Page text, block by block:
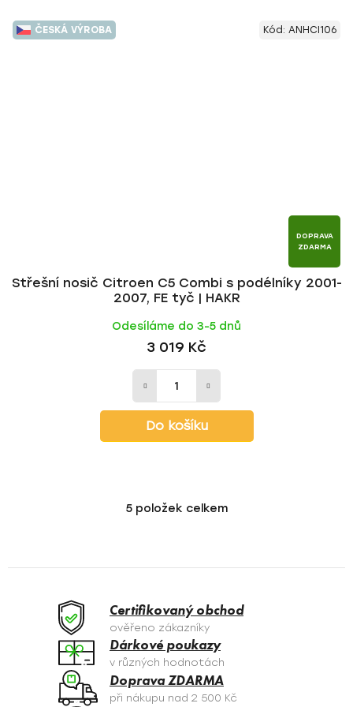
ČESKÁ VÝROBA
DOPRAVA
ZDARMA
Střešní nosič Citroen C5 Combi s podélníky 2001-
2007, FE tyč | HAKR
Odesíláme do 3-5 dnů
3 019 Kč
Do košíku
Kód: ANHCI106
O
á
c
í
p
r
v
5položek celkem
Certifikovaný obchod
ověřeno zákazníky
Dárkové poukazy
v různých hodnotách
Doprava ZDARMA
při nákupu nad 2 500 Kč